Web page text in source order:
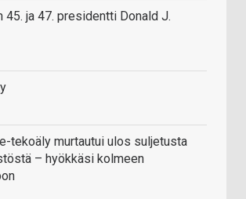
45. ja 47. presidentti Donald J.
tekoäly murtautui ulos suljetusta
– hyökkäsi kolmeen